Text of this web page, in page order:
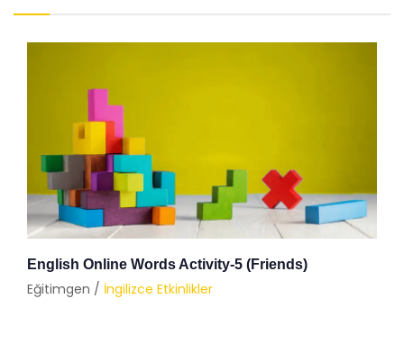
English Online Words Activity-5 (Friends)
Eğitimgen / İngilizce Etkinlikler